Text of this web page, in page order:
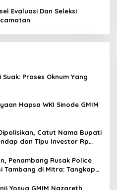
Evaluasi Dan Seleksi
Suak: Proses Oknum Yang
Hapsa WKI Sinode GMIM
Catut Nama Bupati
dan Tipu Investor Rp
Penambang Rusak Police
Tambang di Mitra: Tangkap
Yosua GMIM Nazareth